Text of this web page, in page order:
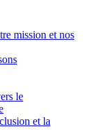
mission et nos
le
et la